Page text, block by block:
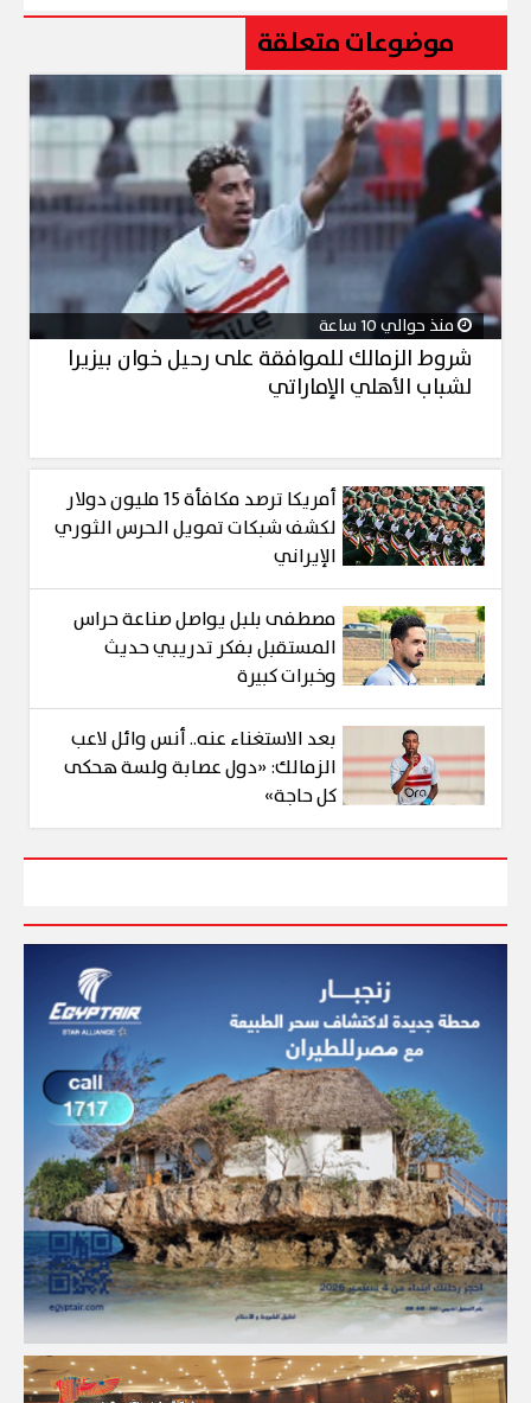
موضوعات متعلقة
منذ حوالي 10 ساعة
شروط الزمالك للموافقة على رحيل خوان بيزيرا
لشباب الأهلي الإماراتي
أمريكا ترصد مكافأة 15 مليون دولار
لكشف شبكات تمويل الحرس الثوري
الإيراني
مصطفى بلبل يواصل صناعة حراس
المستقبل بفكر تدريبي حديث
وخبرات كبيرة
بعد الاستغناء عنه.. أنس وائل لاعب
الزمالك: «دول عصابة ولسة هحكى
كل حاجة»